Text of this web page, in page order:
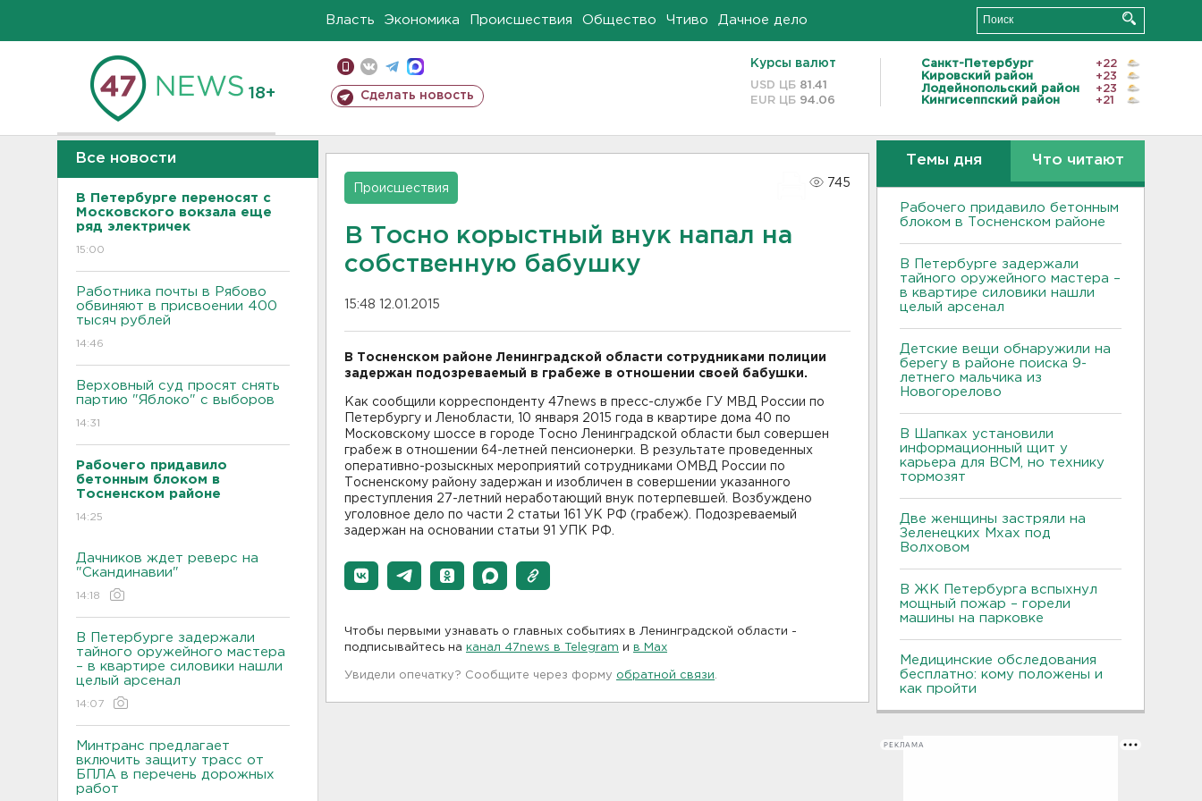
Власть Экономика Происшествия Общество Чтиво Дачное дело
18+ Сделать новость
Курсы валют
USD ЦБ 81.41
EUR ЦБ 94.06
Санкт-Петербург
+22
Кировский район
+23
Лодейнопольский район
+23
Кингисеппский район
+21
Все новости
В Петербурге переносят с
Московского вокзала еще
ряд электричек
15:00
Работника почты в Рябово
обвиняют в присвоении 400
тысяч рублей
14:46
Верховный суд просят снять
партию "Яблоко" с выборов
14:31
Рабочего придавило
бетонным блоком в
Тосненском районе
14:25
Дачников ждет реверс на
"Скандинавии"
14:18
В Петербурге задержали
тайного оружейного мастера
– в квартире силовики нашли
целый арсенал
14:07
Минтранс предлагает
включить защиту трасс от
БПЛА в перечень дорожных
работ
Происшествия
745
В Тосно корыстный внук напал на
собственную бабушку
15:48 12.01.2015
В Тосненском районе Ленинградской области сотрудниками полиции
задержан подозреваемый в грабеже в отношении своей бабушки.
Как сообщили корреспонденту 47news в пресс-службе ГУ МВД России по
Петербургу и Ленобласти, 10 января 2015 года в квартире дома 40 по
Московскому шоссе в городе Тосно Ленинградской области был совершен
грабеж в отношении 64-летней пенсионерки. В результате проведенных
оперативно-розыскных мероприятий сотрудниками ОМВД России по
Тосненскому району задержан и изобличен в совершении указанного
преступления 27-летний неработающий внук потерпевшей. Возбуждено
уголовное дело по части 2 статьи 161 УК РФ (грабеж). Подозреваемый
задержан на основании статьи 91 УПК РФ.
Чтобы первыми узнавать о главных событиях в Ленинградской области -
подписывайтесь на канал 47news в Telegram и в Maх
Увидели опечатку? Сообщите через форму обратной связи
Темы дня Что читают
Рабочего придавило бетонным
блоком в Тосненском районе
В Петербурге задержали
тайного оружейного мастера –
в квартире силовики нашли
целый арсенал
Детские вещи обнаружили на
берегу в районе поиска 9-
летнего мальчика из
Новогорелово
В Шапках установили
информационный щит у
карьера для ВСМ, но технику
тормозят
Две женщины застряли на
Зеленецких Мхах под
Волховом
В ЖК Петербурга вспыхнул
мощный пожар – горели
машины на парковке
Медицинские обследования
бесплатно: кому положены и
как пройти
РЕКЛАМА